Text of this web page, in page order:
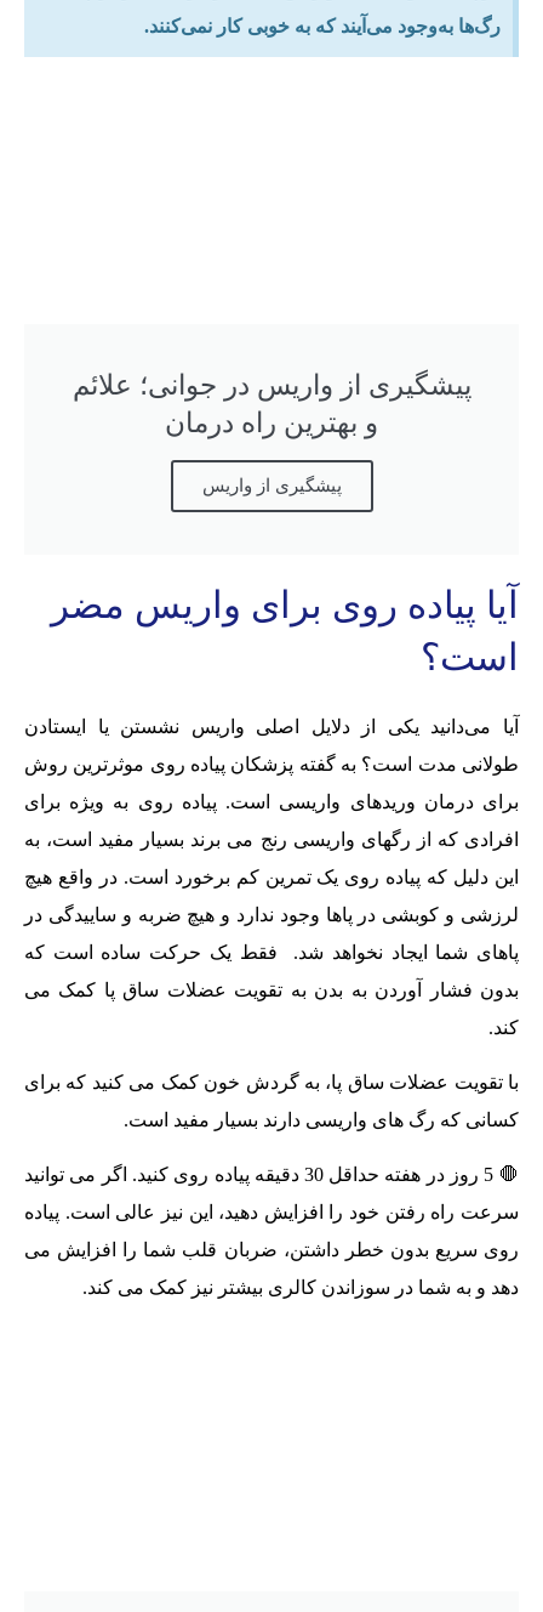
رگ‌‌ها به‌‌وجود می‌‌آیند که به خوبی کار نمی‌‌کنند.
پیشگیری از واریس در جوانی؛ علائم
و بهترین راه درمان
پیشگیری از واریس
آیا پیاده روی برای واریس مضر
است؟
آیا می‌دانید یکی از دلایل اصلی واریس نشستن یا ایستادن
طولانی مدت است؟ به گفته پزشکان پیاده‌ روی موثرترین روش
برای درمان وریدهای واریسی است. پیاده روی به ویژه برای
افرادی که از رگهای واریسی رنج می برند بسیار مفید است، به
این دلیل که پیاده روی یک تمرین کم برخورد است. در واقع هیچ
لرزشی و کوبشی در پاها وجود ندارد و هیچ ضربه و ساییدگی در
پاهای شما ایجاد نخواهد شد. فقط یک حرکت ساده است که
بدون فشار آوردن به بدن به تقویت عضلات ساق پا کمک می
کند.
با تقویت عضلات ساق پا، به گردش خون کمک می کنید که برای
کسانی که رگ های واریسی دارند بسیار مفید است.
🛑 5 روز در هفته حداقل 30 دقیقه پیاده روی کنید. اگر می توانید
سرعت راه رفتن خود را افزایش دهید، این نیز عالی است. پیاده
روی سریع بدون خطر داشتن، ضربان قلب شما را افزایش می
دهد و به شما در سوزاندن کالری بیشتر نیز کمک می کند.